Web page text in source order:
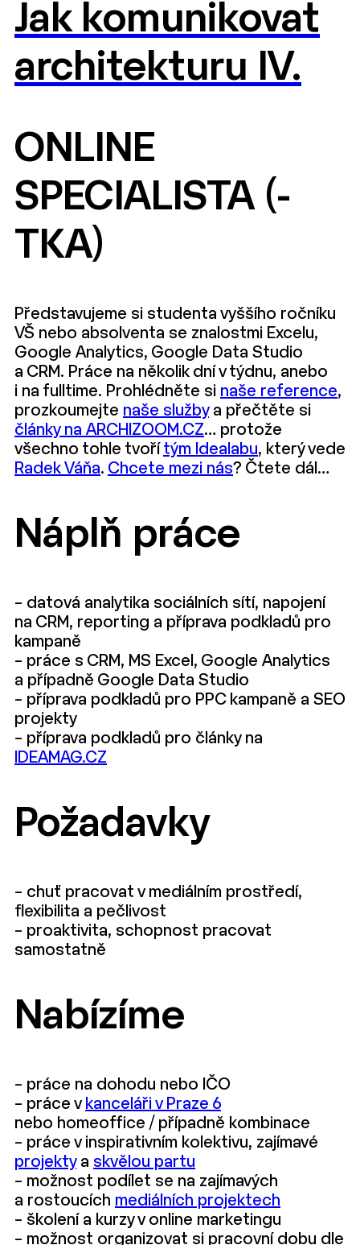
Jak komunikovat
architekturu IV.
ONLINE
SPECIALISTA (-
TKA)
Představujeme si studenta vyššího ročníku
VŠ nebo absolventa se znalostmi Excelu,
Google Analytics, Google Data Studio
a CRM. Práce na několik dní v týdnu, anebo
i na fulltime. Prohlédněte si naše reference,
prozkoumejte naše službya přečtěte si
články na ARCHIZOOM.CZ… protože
všechno tohle tvoří tým Idealabu, který vede
Radek Váňa. Chcete mezi nás? Čtete dál…
Náplň práce
– datová analytika sociálních sítí, napojení
na CRM, reporting a příprava podkladů pro
kampaně
– práce s CRM, MS Excel, Google Analytics
a případně Google Data Studio
– příprava podkladů pro PPC kampaně a SEO
projekty
– příprava podkladů pro články na
IDEAMAG.CZ
Požadavky
– chuť pracovat v mediálním prostředí,
flexibilita a pečlivost
– proaktivita, schopnost pracovat
samostatně
Nabízíme
– práce na dohodu nebo IČO
– práce v kanceláři v Praze 6
nebo homeoffice / případně kombinace
– práce v inspirativním kolektivu, zajímavé
projektya skvělou partu
– možnost podílet se na zajímavých
a rostoucích mediálních projektech
– školení a kurzy v online marketingu
– možnost organizovat si pracovní dobu dle